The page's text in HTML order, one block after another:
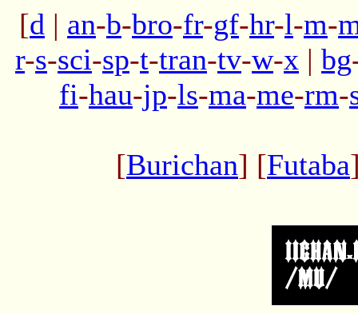
[d | an-b-bro-fr-gf-hr-l-m-
r-s-sci-sp-t-tran-tv-w-x | bg
fi-hau-jp-ls-ma-me-rm-
[Burichan] [Futaba